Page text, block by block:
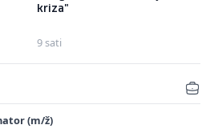
kriza"
9 sati
(m/ž)